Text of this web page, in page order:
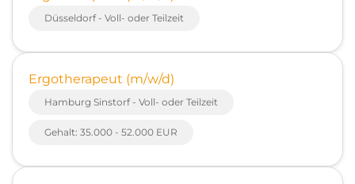
Düsseldorf - Voll- oder Teilzeit
Ergotherapeut (m/w/d)
Hamburg Sinstorf - Voll- oder Teilzeit
Gehalt: 35.000 - 52.000 EUR